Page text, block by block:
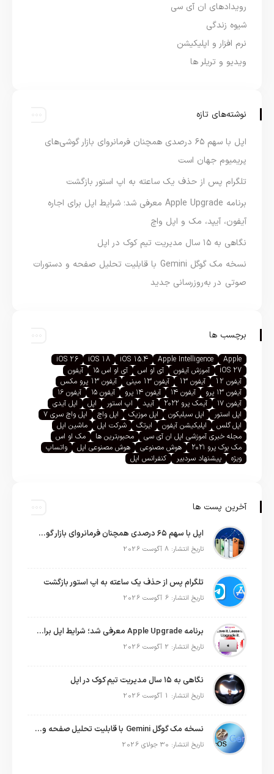
رویدادهای ان آی سی
شیوه زندگی
نرم افزار و اپلیکیشن
ویدیو و تریلر ها
نوشته‌های تازه
اپل با سهم ۶۵ درصدی همچنان فرمانروای بازار گوشی‌های
پریمیوم جهان است
تلگرام پس از حذف یک ساعته به اپ استور بازگشت
برنامه Apple Upgrade معرفی شد؛ شرایط اپل برای اجاره
آیفون، آیپد، مک و اپل واچ
نگاهی به ۱۵ سال مدیریت تیم کوک در اپل
نسخه مک گوگل Gemini با قابلیت تحلیل صفحه و دستورات
صوتی در به‌روزرسانی جدید
برچسب ها
Apple
Apple Intelligence
iOS 15.4
iOS 18
iOS 26
iOS 27
آموزش آیفون آی او اس آی او اس ۱۵
آیفون
آیفون 12
آیفون 13 آیفون 13 مینی
آیفون 13 پرو مکس
آیفون ۱۳ پرو
آیفون ۱۴ آیفون ۱۴ پرو آیفون ۱۵
آیفون ۱۶
آیفون ۱۷
آیمک پرو ۲۰۲۲ آیپد اپ استور اپل
اپل آیدی
اپل استور
اپل سیلیکون اپل موزیک اپل واچ
اپل واچ سری ۷
اپل گلس
اپلیکیشن آیفون ایرتگ شرکت اپل
ماشین اپل
مجله خبری آموزشی اپل ان آی سی
محبوبترین ها
مک او اس
مک بوک پرو ۲۰۲۱
هوش مصنوعی هوش مصنوعی اپل
واتساپ
ویژه
پیشنهاد سردبیر کنفرانس اپل
آخرین پست ها
اپل با سهم ۶۵ درصدی همچنان فرمانروای بازار گوشی‌های پریمیوم جهان است
تاریخ انتشار: 8 آگوست 2026
تلگرام پس از حذف یک ساعته به اپ استور بازگشت
تاریخ انتشار: 6 آگوست 2026
برنامه Apple Upgrade معرفی شد؛ شرایط اپل برای اجاره آیفون، آیپد، مک و اپل واچ
تاریخ انتشار: 2 آگوست 2026
نگاهی به ۱۵ سال مدیریت تیم کوک در اپل
تاریخ انتشار: 1 آگوست 2026
نسخه مک گوگل Gemini با قابلیت تحلیل صفحه و دستورات صوتی در به‌روزرسانی جدید
تاریخ انتشار: 30 جولای 2026